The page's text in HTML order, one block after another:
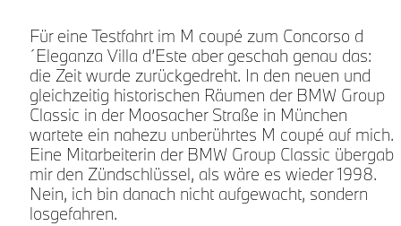
Für eine Testfahrt im M coupé zum Concorso d
´Eleganza Villa d’Este aber geschah genau das:
die Zeit wurde zurückgedreht. In den neuen und
gleichzeitig historischen Räumen der BMW Group
Classic in der Moosacher Straße in München
wartete ein nahezu unberührtes M coupé auf mich.
Eine Mitarbeiterin der BMW Group Classic übergab
mir den Zündschlüssel, als wäre es wieder 1998.
Nein, ich bin danach nicht aufgewacht, sondern
losgefahren.